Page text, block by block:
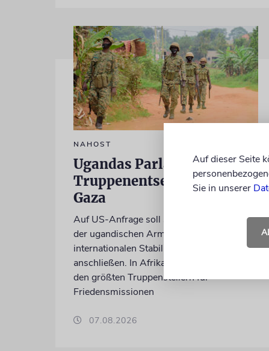
NAHOST
Ugandas Parlament billigt
Truppenentsendung nach
Gaza
Auf US-Anfrage soll sich ein Kontingent
der ugandischen Armee der geplanten
internationalen Stabilisierungstruppe
anschließen. In Afrika zählt das Land zu
den größten Truppenstellern für
Friedensmissionen
07.08.2026
Auf dieser Seite
Sie in unserer